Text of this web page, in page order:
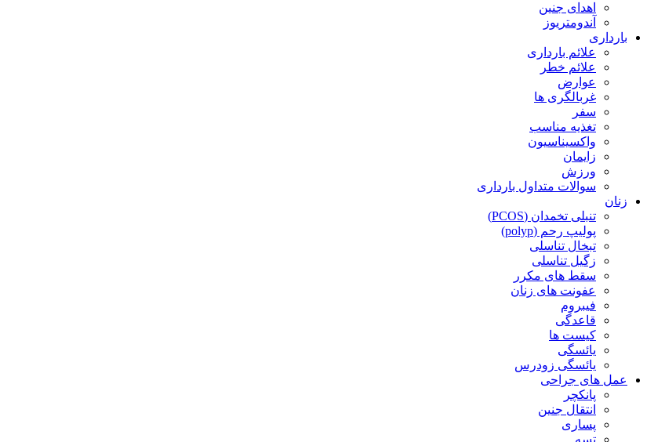
اهدای جنین
آندومتریوز
بارداری
علائم بارداری
علائم خطر
عوارض
غربالگری ها
سفر
تغذیه مناسب
واکسیناسیون
زایمان
ورزش
سوالات متداول بارداری
زنان
تنبلی تخمدان (PCOS)
پولیپ رحم (polyp)
تبخال تناسلی
زگیل تناسلی
سقط های مکرر
عفونت های زنان
فیبروم
قاعدگی
کیست ها
یائسگی
یائسگی زودرس
عمل های جراحی
پانکچر
انتقال جنین
پساری
تسه